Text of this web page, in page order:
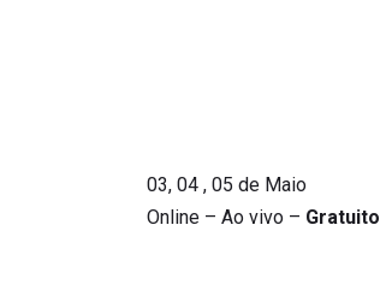
03, 04 , 05 de Maio
Online – Ao vivo – Gratuito